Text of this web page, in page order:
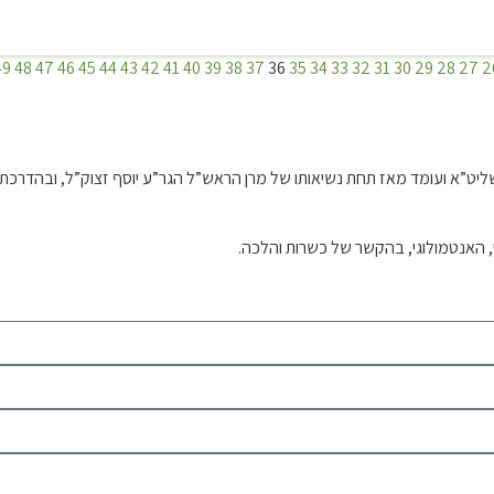
יח’
בודד לעצמו, נחלקו הפוסקים אם חלה חובת קריאת התורה, והגם שאותם
טז’
27
28
29
30
31
32
33
34
35
36
37
38
39
40
41
42
43
44
45
46
47
48
שליט”א ועומד מאז תחת נשיאותו של מרן הראש”ל הגר”ע יוסף זצוק”ל,
האנטמולוגי, בהקשר של כשרות והלכה.